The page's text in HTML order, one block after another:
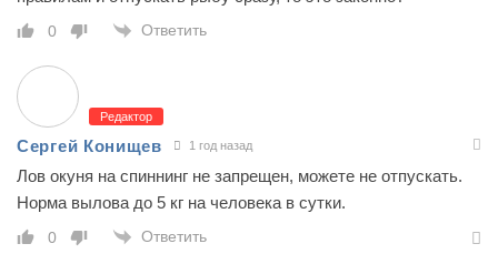
0 Ответить
Редактор
Сергей Конищев 1 год назад
Лов окуня на спиннинг не запрещен, можете не отпускать.
Норма вылова до 5 кг на человека в сутки.
0 Ответить